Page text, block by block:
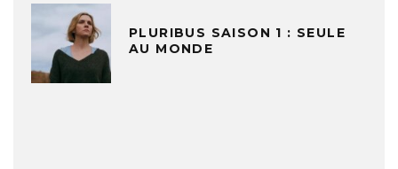
PLURIBUS SAISON 1 : SEULE
AU MONDE